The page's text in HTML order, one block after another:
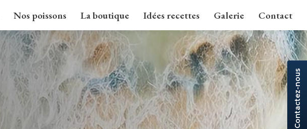
Contactez-nous
Nos poissons La boutique Idées recettes Galerie Contact